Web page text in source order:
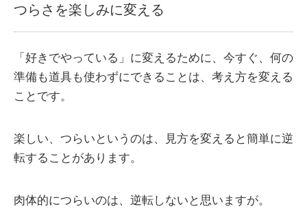
つらさを楽しみに変える
「好きでやっている」に変えるために、今すぐ、何の
準備も道具も使わずにできることは、考え方を変える
ことです。
楽しい、つらいというのは、見方を変えると簡単に逆
転することがあります。
肉体的につらいのは、逆転しないと思いますが。